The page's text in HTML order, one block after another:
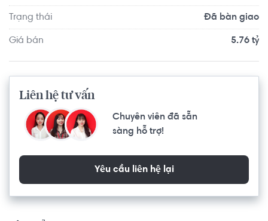
Trạng thái Đã bàn giao
Giá bán 5.76 tỷ
Liên hệ tư vấn
Chuyên viên đã sẵn
sàng hỗ trợ!
Yêu cầu liên hệ lại